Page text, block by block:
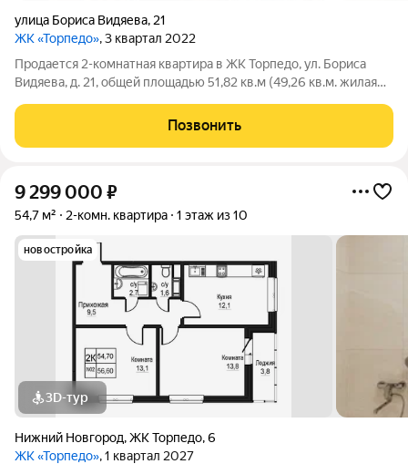
улица Бориса Видяева, 21
ЖК «Торпедо», 3 квартал 2022
Продается 2-комнатная квартира в ЖК Торпедо, ул. Бориса
Видяева, д. 21, общей площадью 51,82 кв.м (49,26 кв.м. жилая
этажного панельного дома. Квартира светлая, теплая. Хороший
ремонт: натяжные
Позвонить
9 299 000 ₽
54,7 м² 2-комн. квартира 1 этаж из 10
новостройка
3D-тур
Нижний Новгород,ЖК Торпедо,6
ЖК «Торпедо», 1 квартал 2027